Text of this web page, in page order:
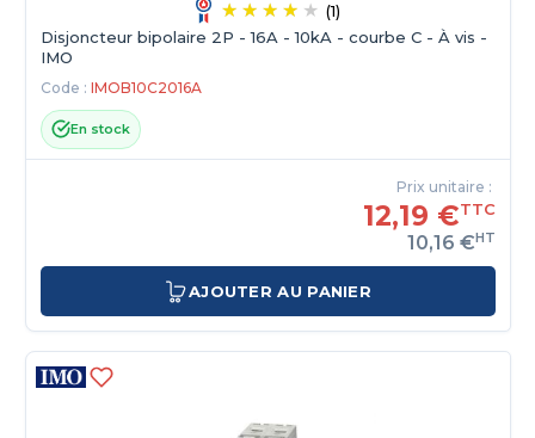
(1)
Disjoncteur bipolaire 2P - 16A - 10kA - courbe C - À vis -
IMO
Code : IMOB10C2016A
En stock
Prix unitaire :
12,19 €TTC
10,16 €HT
AJOUTER AU PANIER